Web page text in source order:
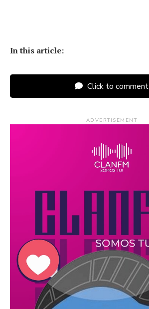
In this article:
Click to comment
ADVERTISEMENT